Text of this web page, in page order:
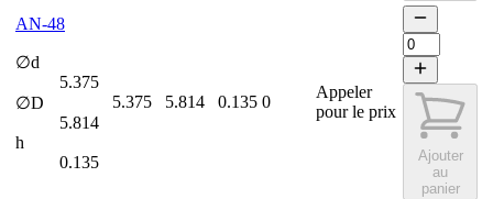
AN-48
∅d
5.375
∅D
5.814
h
0.135
5.375 5.814 0.135 0
Appeler
pour le prix
Ajouter
au
panier